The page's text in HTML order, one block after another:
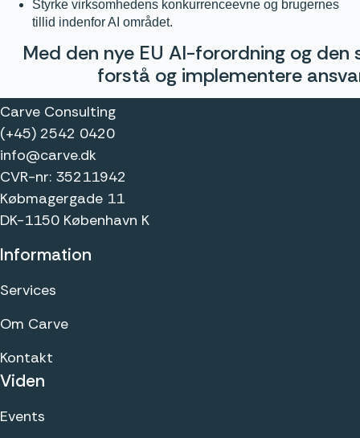
Styrke virksomhedens konkurrenceevne og brugernes
tillid indenfor AI området.
Med den nye EU AI-forordning og
forstå og implementere
Carve Consulting
(+45) 2542 0420
info@carve.dk
CVR-nr: 35211942
Købmagergade 11
DK-1150 København K
Information
Services
Om Carve
Kontakt
Viden
Events